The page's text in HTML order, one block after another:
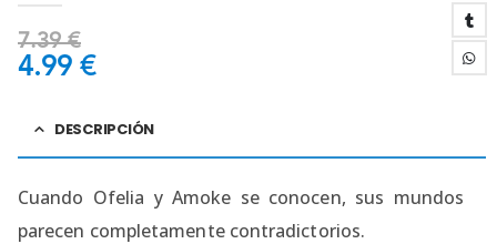
7.39€
4.99 €
DESCRIPCIÓN
Cuando Ofelia y Amoke se conocen, sus mundos
parecen completamente contradictorios.